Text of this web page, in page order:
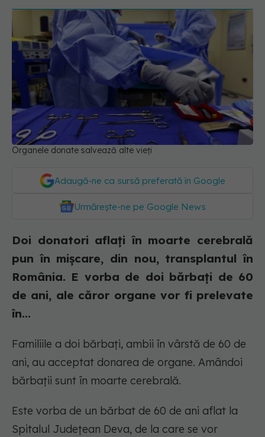
Organele donate salvează alte vieți
Adaugă-ne ca sursă preferată în Google
Urmărește-ne pe Google News
Doi donatori aflați în moarte cerebrală
pun în mișcare, din nou, transplantul în
România. E vorba de doi bărbați de 60
de ani, ale căror organe vor fi prelevate
în...
Familiile a doi bărbați, ambii în vârstă de 60 de
ani, au acceptat donarea de organe. Amândoi
bărbații sunt în moarte cerebrală.
Este vorba de un bărbat de 60 de ani aflat la
Spitalul Județean Deva, de la care se vor